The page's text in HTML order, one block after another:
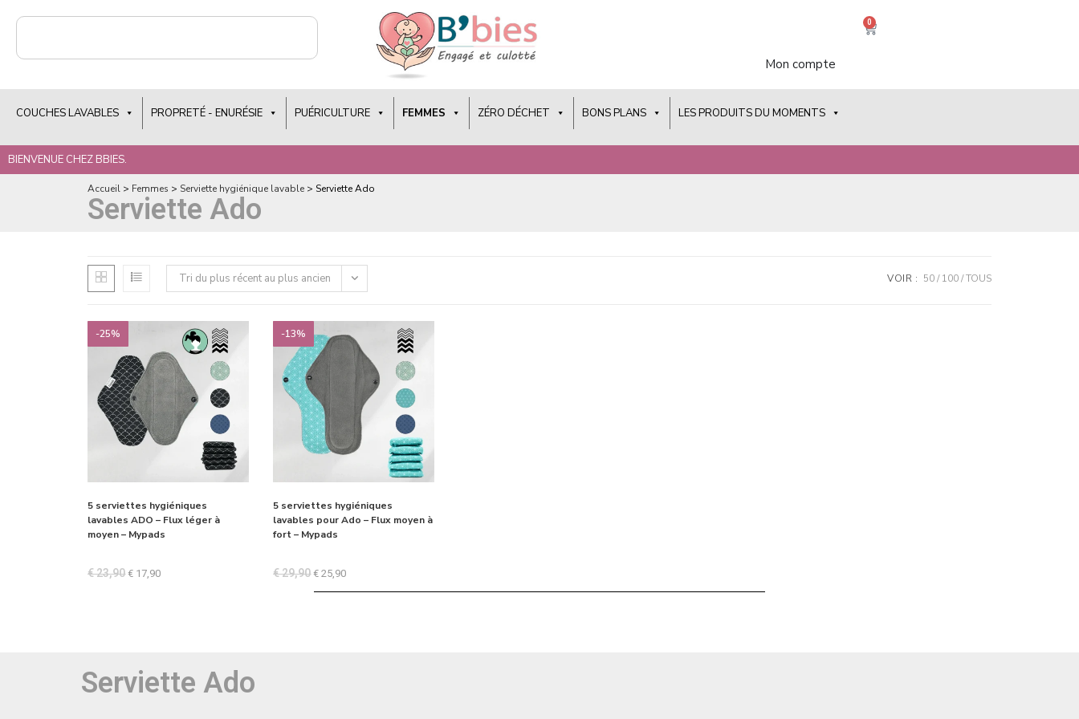
Mon compte
0
COUCHES LAVABLES PROPRETÉ - ENURÉSIE PUÉRICULTURE FEMMES ZÉRO DÉCHET BONS PLANS LES PRODUITS DU MOMENTS
BIENVENUE CHEZ BBIES.
Accueil > Femmes > Serviette hygiénique lavable > Serviette Ado
Serviette Ado
Tri du plus récent au plus ancien VOIR : 50 100 TOUS
-25%
5 serviettes hygiéniques
lavables ADO – Flux léger à
moyen – Mypads
€23,90 € 17,90
-13%
5 serviettes hygiéniques
lavables pour Ado – Flux moyen à
fort – Mypads
€29,90 € 25,90
Serviette Ado